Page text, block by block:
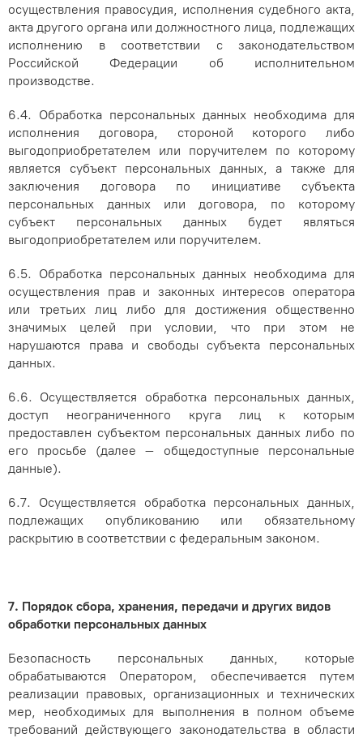
осуществления правосудия, исполнения судебного акта,
акта другого органа или должностного лица, подлежащих
исполнению в соответствии с законодательством
Российской Федерации об исполнительном
производстве.
6.4. Обработка персональных данных необходима для
исполнения договора, стороной которого либо
выгодоприобретателем или поручителем по которому
является субъект персональных данных, а также для
заключения договора по инициативе субъекта
персональных данных или договора, по которому
субъект персональных данных будет являться
выгодоприобретателем или поручителем.
6.5. Обработка персональных данных необходима для
осуществления прав и законных интересов оператора
или третьих лиц либо для достижения общественно
значимых целей при условии, что при этом не
нарушаются права и свободы субъекта персональных
данных.
6.6. Осуществляется обработка персональных данных,
доступ неограниченного круга лиц к которым
предоставлен субъектом персональных данных либо по
его просьбе (далее – общедоступные персональные
данные).
6.7. Осуществляется обработка персональных данных,
подлежащих опубликованию или обязательному
раскрытию в соответствии с федеральным законом.
7. Порядок сбора, хранения, передачи и других видов
обработки персональных данных
Безопасность персональных данных, которые
обрабатываются Оператором, обеспечивается путем
реализации правовых, организационных и технических
мер, необходимых для выполнения в полном объеме
требований действующего законодательства в области